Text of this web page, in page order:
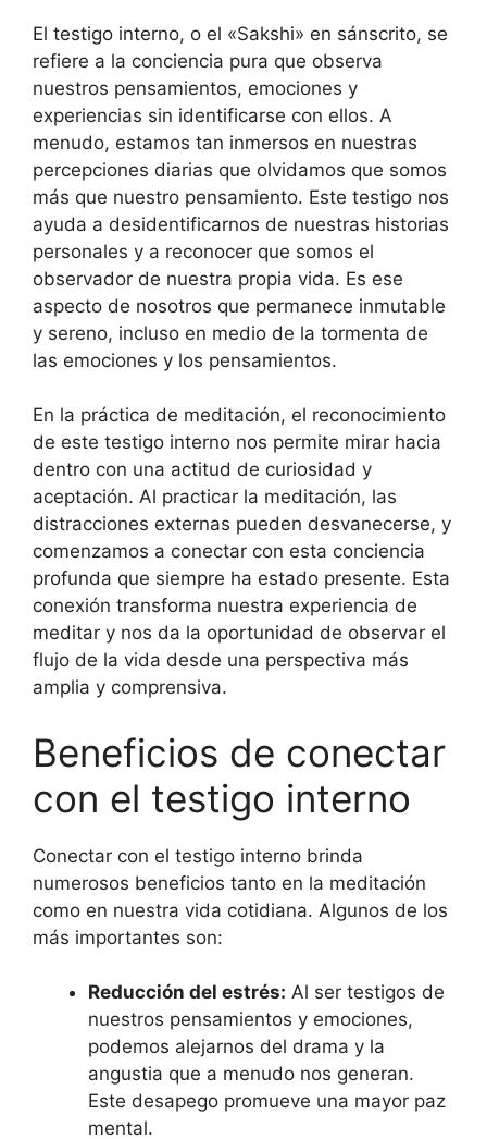
El testigo interno, o el «Sakshi» en sánscrito, se
refiere a la conciencia pura que observa
nuestros pensamientos, emociones y
experiencias sin identificarse con ellos. A
menudo, estamos tan inmersos en nuestras
percepciones diarias que olvidamos que somos
más que nuestro pensamiento. Este testigo nos
ayuda a desidentificarnos de nuestras historias
personales y a reconocer que somos el
observador de nuestra propia vida. Es ese
aspecto de nosotros que permanece inmutable
y sereno, incluso en medio de la tormenta de
las emociones y los pensamientos.
En la práctica de meditación, el reconocimiento
de este testigo interno nos permite mirar hacia
dentro con una actitud de curiosidad y
aceptación. Al practicar la meditación, las
distracciones externas pueden desvanecerse, y
comenzamos a conectar con esta conciencia
profunda que siempre ha estado presente. Esta
conexión transforma nuestra experiencia de
meditar y nos da la oportunidad de observar el
flujo de la vida desde una perspectiva más
amplia y comprensiva.
Beneficios de conectar
con el testigo interno
Conectar con el testigo interno brinda
numerosos beneficios tanto en la meditación
como en nuestra vida cotidiana. Algunos de los
más importantes son:
Reducción del estrés: Al ser testigos de
nuestros pensamientos y emociones,
podemos alejarnos del drama y la
angustia que a menudo nos generan.
Este desapego promueve una mayor paz
mental.